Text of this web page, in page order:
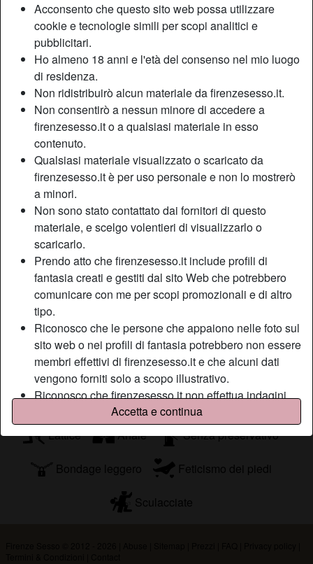
Acconsento che questo sito web possa utilizzare
cookie e tecnologie simili per scopi analitici e
pubblicitari.
Ho almeno 18 anni e l'età del consenso nel mio luogo
di residenza.
Non ridistribuirò alcun materiale da firenzesesso.it.
Non consentirò a nessun minore di accedere a
firenzesesso.it o a qualsiasi materiale in esso
contenuto.
Qualsiasi materiale visualizzato o scaricato da
firenzesesso.it è per uso personale e non lo mostrerò
a minori.
Non sono stato contattato dai fornitori di questo
materiale, e scelgo volentieri di visualizzarlo o
scaricarlo.
Prendo atto che firenzesesso.it include profili di
fantasia creati e gestiti dal sito Web che potrebbero
comunicare con me per scopi promozionali e di altro
tipo.
Riconosco che le persone che appaiono nelle foto sul
sito web o nei profili di fantasia potrebbero non essere
membri effettivi di firenzesesso.it e che alcuni dati
vengono forniti solo a scopo illustrativo.
Riconosco che firenzesesso.it non effettua indagini
sui precedenti dei suoi membri e che il sito Web non
tenta altrimenti di verificare l'esattezza delle
dichiarazioni rese dai suoi membri.
Accetta e continua
Paese:
Italia
Provincia:
Prato
Sesso:
Donna
Sessualità:
Relazione:
Single
Colore dei capelli:
Scuro
Depilata:
Sì
Fumatrice:
Descrizione
Dopo tanti anni di sofferenze e delusioni nate da un
matrimonio sbagliato adesso voglio solo divertirmi e
scopare tutte le volte che voglio. Posso essere la tua
trombamica speciale, capace di farti toccare il paradiso del
sesso con un dito.
Sta cercando
Uomo, Etero
Tags
Pompini Roleplay Sex toys
Lattice Anale Senza preservativo
Bondage leggero Feticismo dei piedi
Sculacciate